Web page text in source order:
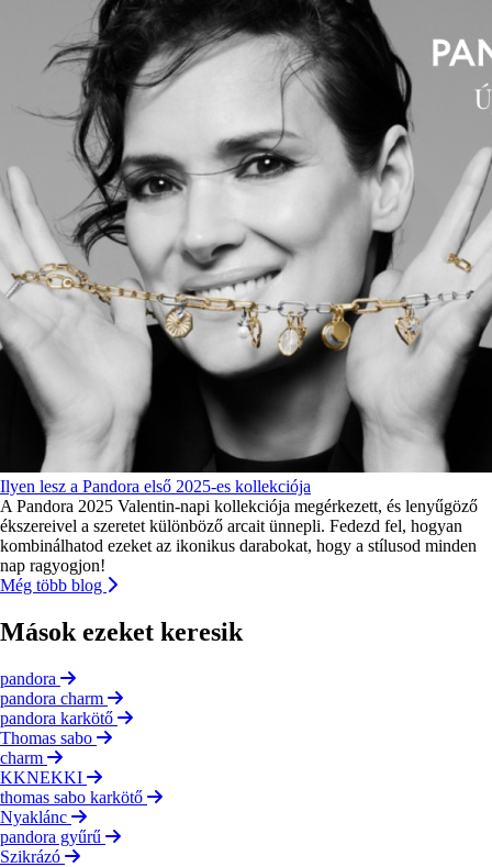
Ilyen lesz a Pandora első 2025-es kollekciója
A Pandora 2025 Valentin-napi kollekciója megérkezett, és lenyűgöző
ékszereivel a szeretet különböző arcait ünnepli. Fedezd fel, hogyan
kombinálhatod ezeket az ikonikus darabokat, hogy a stílusod minden
nap ragyogjon!
Még több blog
Mások ezeket keresik
pandora
pandora charm
pandora karkötő
Thomas sabo
charm
KKNEKKI
thomas sabo karkötő
Nyaklánc
pandora gyűrű
Szikrázó